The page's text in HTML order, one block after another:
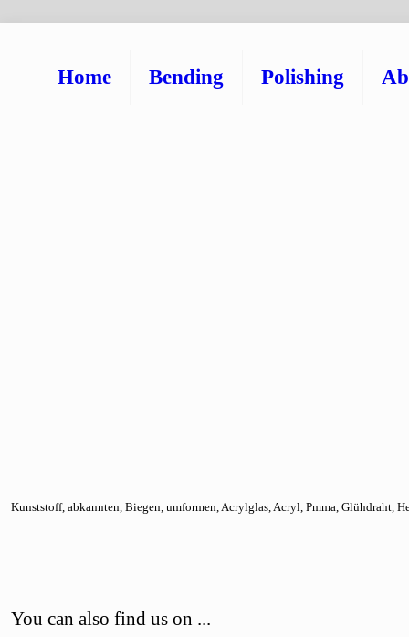
Home Bending Polishing
Kunststoff, abkannten, Biegen, umformen, Acrylglas, Acryl, Pmma, Glühdraht,
You can also find us on ...